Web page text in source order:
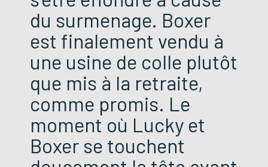
du surmenage. Boxer
est finalement vendu à
une usine de colle plutôt
que mis à la retraite,
comme promis. Le
moment où Lucky et
Boxer se touchent